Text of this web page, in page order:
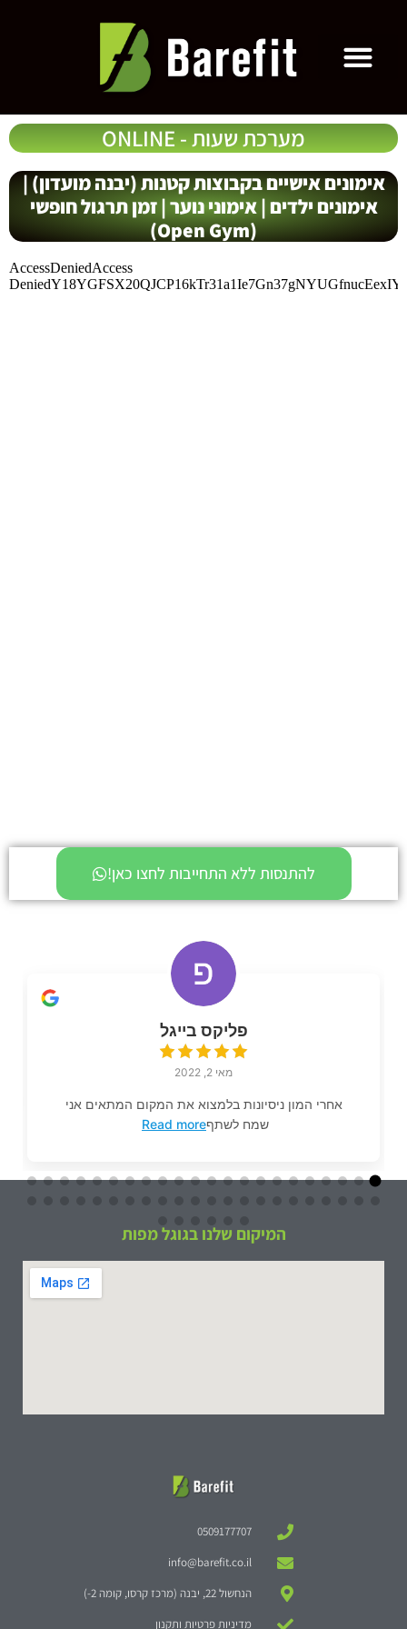
מערכת שעות - ONLINE
אימונים אישיים בקבוצות קטנות (יבנה מועדון) |
אימונים ילדים | אימוני נוער | זמן תרגול חופשי
(Open Gym)
להתנסות ללא התחייבות לחצו כאן!
פליקס בייגל
מאי 2, 2022
אחרי המון ניסיונות בלמצוא את המקום המתאים אני
שמח לשתףRead more
המיקום שלנו בגוגל מפות
0509177707
info@barefit.co.il
הנחשול 22, יבנה (מרכז קרסו, קומה 2-)
מדיניות פרטיות ותקנון